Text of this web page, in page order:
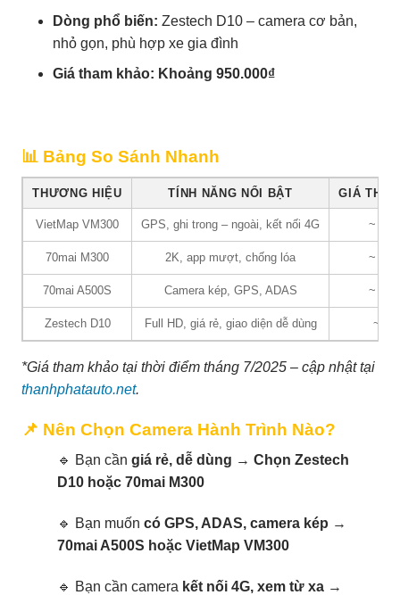
Dòng phổ biến: Zestech D10 – camera cơ bản,
nhỏ gọn, phù hợp xe gia đình
Giá tham khảo: Khoảng 950.000₫
📊 Bảng So Sánh Nhanh
THƯƠNG HIỆU TÍNH NĂNG NỔI BẬT GIÁ
VietMap VM300 GPS, ghi trong – ngoài, kết nối 4G ~
70mai M300 2K, app mượt, chống lóa ~
70mai A500S Camera kép, GPS, ADAS ~
Zestech D10 Full HD, giá rẻ, giao diện dễ dùng ~
*Giá tham khảo tại thời điểm tháng 7/2025 – cập nhật tại
thanhphatauto.net.
📌 Nên Chọn Camera Hành Trình Nào?
🔹 Bạn cần giá rẻ, dễ dùng → Chọn Zestech
D10 hoặc 70mai M300
🔹 Bạn muốn có GPS, ADAS, camera kép →
70mai A500S hoặc VietMap VM300
🔹 Bạn cần camera kết nối 4G, xem từ xa →